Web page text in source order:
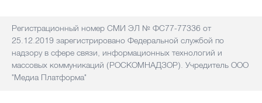
Регистрационный номер СМИ ЭЛ № ФС77-77336 от
25.12.2019 зарегистрировано Федеральной службой по
надзору в сфере связи, информационных технологий и
массовых коммуникаций (РОСКОМНАДЗОР). Учредитель ООО
"Медиа Платформа"